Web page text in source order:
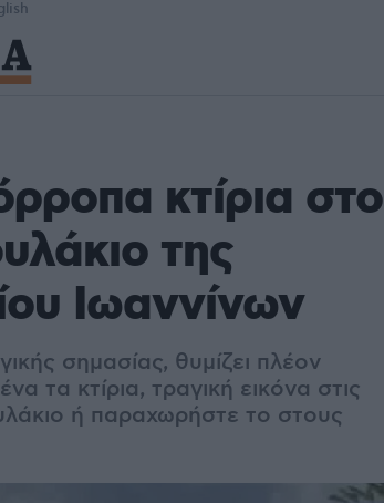
κτίρια στο
της
Ιωαννίνων
σημασίας, θυμίζει πλέον
τα κτίρια, τραγική εικόνα στις
ή παραχωρήστε το στους